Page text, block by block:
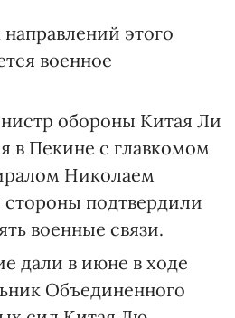
этого
военное
обороны Китая Ли
в Пекине с главкомом
Николаем
подтвердили
военные связи.
дали в июне в ходе
Объединенного